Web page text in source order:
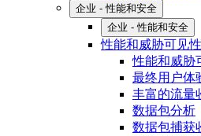
企业 - 性能和安全
企业 - 性能和安全
性能和威胁可见性
性能和威胁
最终用户体
丰富的流量
数据包分析
数据包捕获